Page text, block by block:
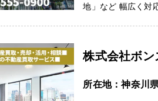
地」など 幅広く対
株式会社ボ
所在地：神奈川